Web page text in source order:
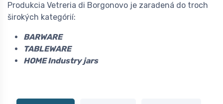
Produkcia Vetreria di Borgonovo je zaradená do troch
širokých kategórií:
BARWARE
TABLEWARE
HOME Industry jars